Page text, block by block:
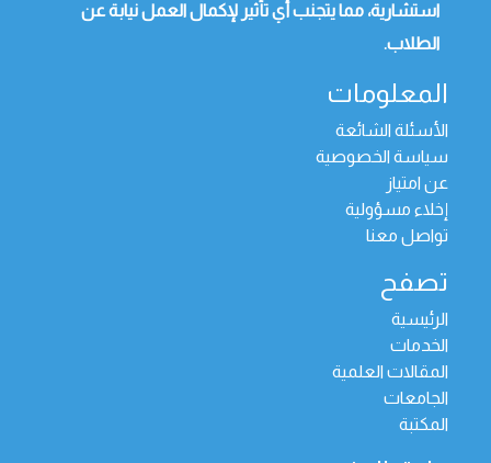
استشارية، مما يتجنب أي تأثير لإكمال العمل نيابة عن
الطلاب.
المعلومات
الأسئلة الشائعة
سياسة الخصوصية
عن امتياز
إخلاء مسؤولية
تواصل معنا
تصفح
الرئيسية
الخدمات
المقالات العلمية
الجامعات
المكتبة